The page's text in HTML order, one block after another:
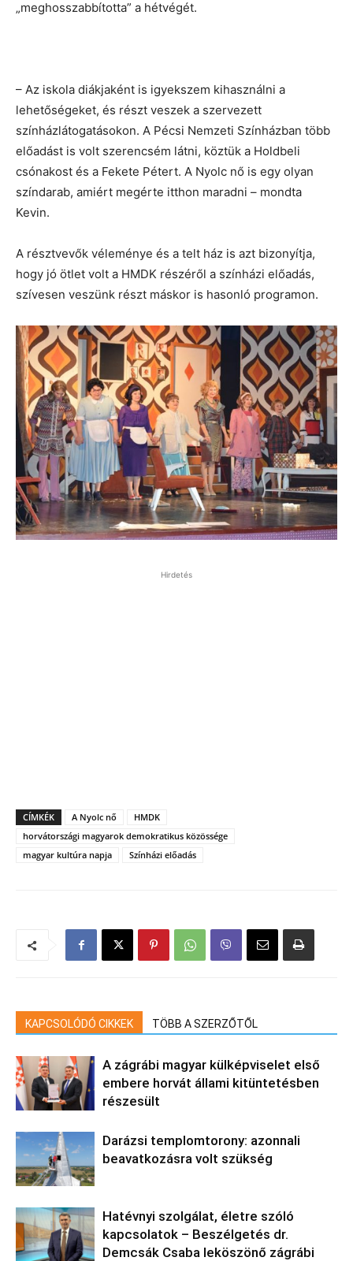
„meghosszabbította” a hétvégét.
– Az iskola diákjaként is igyekszem kihasználni a
lehetőségeket, és részt veszek a szervezett
színházlátogatásokon. A Pécsi Nemzeti Színházban több
előadást is volt szerencsém látni, köztük a Holdbeli
csónakost és a Fekete Pétert. A Nyolc nő is egy olyan
színdarab, amiért megérte itthon maradni – mondta
Kevin.
A résztvevők véleménye és a telt ház is azt bizonyítja,
hogy jó ötlet volt a HMDK részéről a színházi előadás,
szívesen veszünk részt máskor is hasonló programon.
Hirdetés
CÍMKÉK A Nyolc nő
HMDK
horvátországi magyarok demokratikus közössége
magyar kultúra napja
Színházi előadás
KAPCSOLÓDÓ CIKKEK TÖBB A SZERZŐTŐL
A zágrábi magyar külképviselet első
embere horvát állami kitüntetésben
részesült
Darázsi templomtorony: azonnali
beavatkozásra volt szükség
Hatévnyi szolgálat, életre szóló
kapcsolatok – Beszélgetés dr.
Demcsák Csaba leköszönő zágrábi